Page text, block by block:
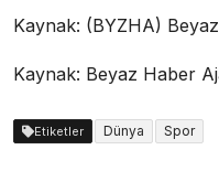
Kaynak: (BYZHA)
Kaynak: Beyaz Haber
Etiketler Dünya Spor